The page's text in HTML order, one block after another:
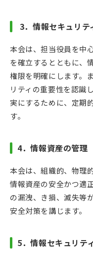
3．情報セキュリ
本会は、担当役員を中
を確立するとともに、
権限を明確にします。
リティの重要性を認識
実にするために、定期
す。
4．情報資産の管理
本会は、組織的、物理
情報資産の安全かつ適
の漏洩、き損、滅失等
安全対策を講じます。
5．情報セキュリテ